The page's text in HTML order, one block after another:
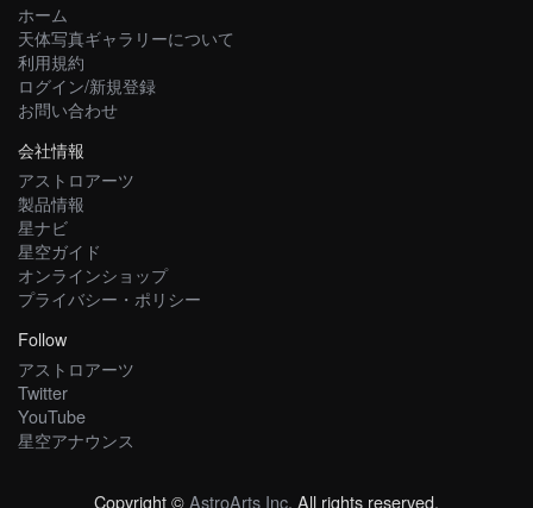
ホーム
天体写真ギャラリーについて
利用規約
ログイン/新規登録
お問い合わせ
会社情報
アストロアーツ
製品情報
星ナビ
星空ガイド
オンラインショップ
プライバシー・ポリシー
Follow
アストロアーツ
Twitter
YouTube
星空アナウンス
Copyright ©AstroArts Inc. All rights reserved.